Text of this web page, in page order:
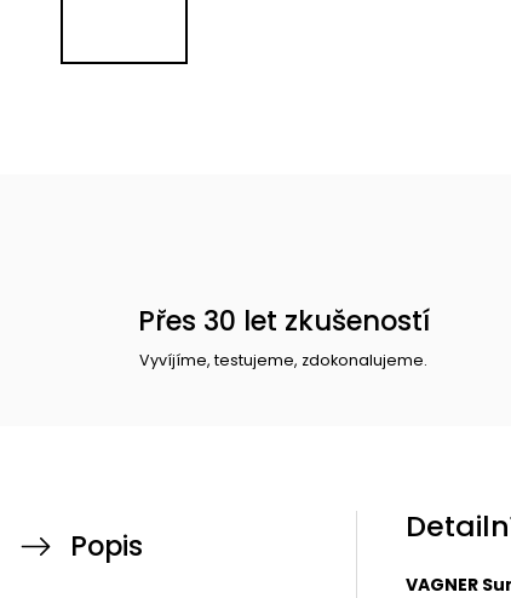
Přes 30 let zkušeností
Vyvíjíme, testujeme, zdokonalujeme.
Popis
VAGNER